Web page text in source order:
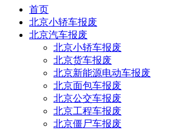
首页
北京小轿车报废
北京汽车报废
北京小轿车报废
北京货车报废
北京新能源电动车报废
北京面包车报废
北京公交车报废
北京工程车报废
北京僵尸车报废